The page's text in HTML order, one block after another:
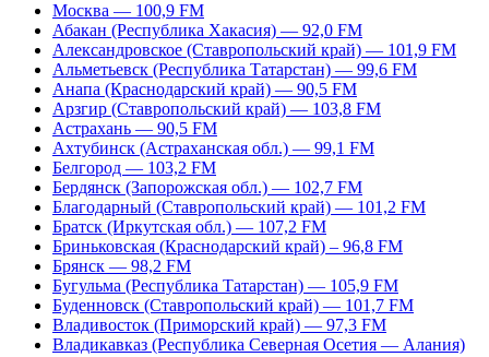
Москва — 100,9 FM
Абакан (Республика Хакасия) — 92,0 FM
Александровское (Ставропольский край) — 101,9 FM
Альметьевск (Республика Татарстан) — 99,6 FM
Анапа (Краснодарский край) — 90,5 FM
Арзгир (Ставропольский край) — 103,8 FM
Астрахань — 90,5 FM
Ахтубинск (Астраханская обл.) — 99,1 FM
Белгород — 103,2 FM
Бердянск (Запорожская обл.) — 102,7 FM
Благодарный (Ставропольский край) — 101,2 FM
Братск (Иркутская обл.) — 107,2 FM
Бриньковская (Краснодарский край) – 96,8 FM
Брянск — 98,2 FM
Бугульма (Республика Татарстан) — 105,9 FM
Буденновск (Ставропольский край) — 101,7 FM
Владивосток (Приморский край) — 97,3 FM
Владикавказ (Республика Северная Осетия — Алания)